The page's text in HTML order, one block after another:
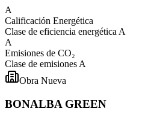
A
Calificación Energética
Clase de eficiencia energética A
A
Emisiones de CO₂
Clase de emisiones A
Obra Nueva
BONALBA GREEN